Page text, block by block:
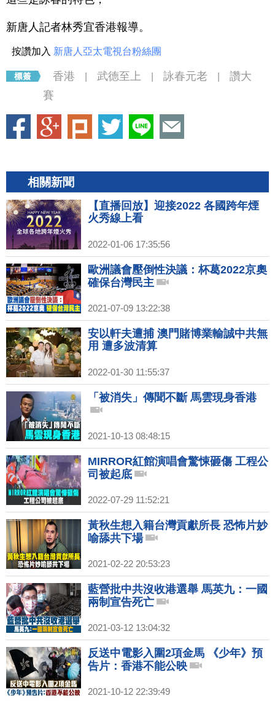
新唐人記者林秀宜香港報導。
按讚加入 新唐人亞太電視台粉絲團
香港 武德至上 詠春元老
讚大
賽
相關新聞
【直播回放】迎接2022 各國跨年煙
火秀線上看
2022-01-06 17:35:56
歐洲議會壓倒性決議：杯葛2022京奧
確保台灣民主
2021-07-09 13:22:38
安以軒夫遭捕 澳門賭博業輸誠中共無
用 遭多波清算
2022-01-30 11:55:37
「被消失」傳聞不斷 馬雲現身香港
2021-10-13 08:48:15
MIRROR紅館演唱會驚悚砸傷 工程公
司被起底
2022-07-29 11:52:21
黃秋生想入籍台灣貢獻所長 恐怖片妙
喻舔共下場
2021-02-22 20:53:23
藍營批中共沒收港選舉 馬英九：一國
兩制宣告死亡
2021-03-12 13:04:32
反送中電影入圍2項金馬 《少年》預
告片：香港不能公映
2021-10-12 22:39:49